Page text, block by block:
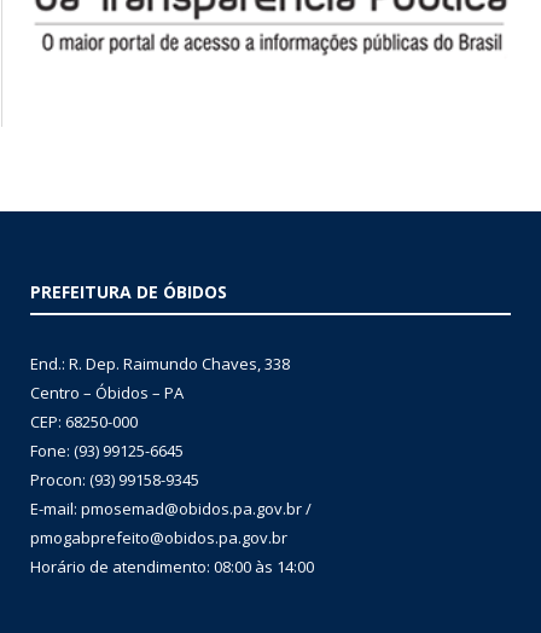
PREFEITURA DE ÓBIDOS
End.: R. Dep. Raimundo Chaves, 338
Centro – Óbidos – PA
CEP: 68250-000
Fone: (93) 99125-6645
Procon: (93) 99158-9345
E-mail: pmosemad@obidos.pa.gov.br /
pmogabprefeito@obidos.pa.gov.br
Horário de atendimento: 08:00 às 14:00